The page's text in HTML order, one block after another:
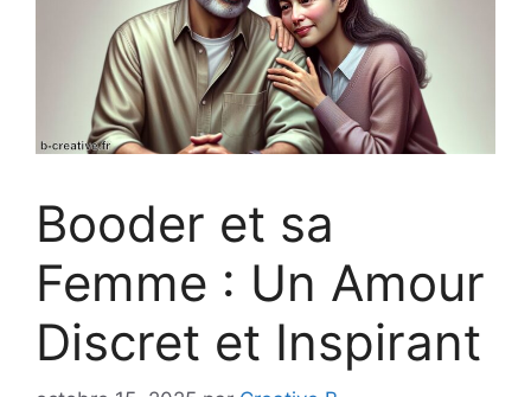
Booder et sa
Femme : Un Amour
Discret et Inspirant